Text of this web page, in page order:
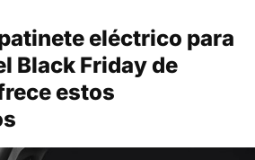
eléctrico para
Black Friday de
estos